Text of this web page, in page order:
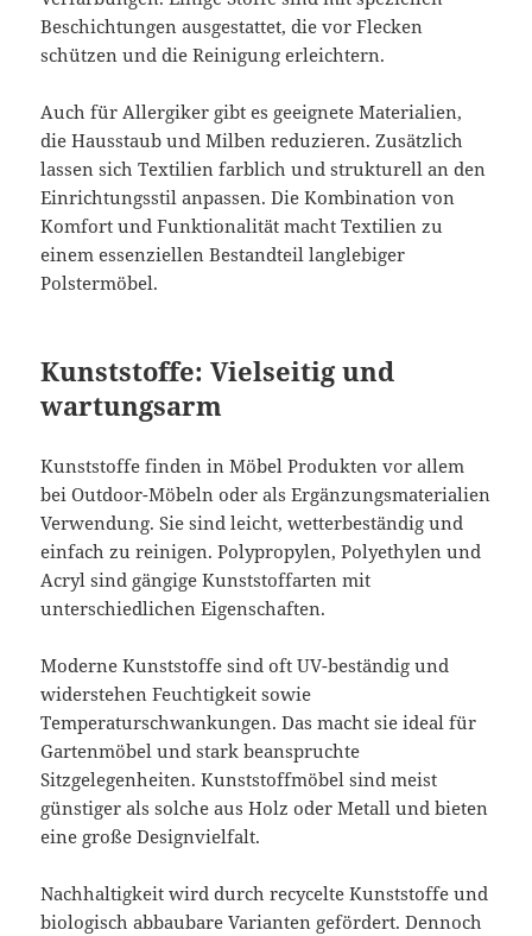
Beschichtungen ausgestattet, die vor Flecken
schützen und die Reinigung erleichtern.
Auch für Allergiker gibt es geeignete Materialien,
die Hausstaub und Milben reduzieren. Zusätzlich
lassen sich Textilien farblich und strukturell an den
Einrichtungsstil anpassen. Die Kombination von
Komfort und Funktionalität macht Textilien zu
einem essenziellen Bestandteil langlebiger
Polstermöbel.
Kunststoffe: Vielseitig und
wartungsarm
Kunststoffe finden in Möbel Produkten vor allem
bei Outdoor-Möbeln oder als Ergänzungsmaterialien
Verwendung. Sie sind leicht, wetterbeständig und
einfach zu reinigen. Polypropylen, Polyethylen und
Acryl sind gängige Kunststoffarten mit
unterschiedlichen Eigenschaften.
Moderne Kunststoffe sind oft UV-beständig und
widerstehen Feuchtigkeit sowie
Temperaturschwankungen. Das macht sie ideal für
Gartenmöbel und stark beanspruchte
Sitzgelegenheiten. Kunststoffmöbel sind meist
günstiger als solche aus Holz oder Metall und bieten
eine große Designvielfalt.
Nachhaltigkeit wird durch recycelte Kunststoffe und
biologisch abbaubare Varianten gefördert. Dennoch